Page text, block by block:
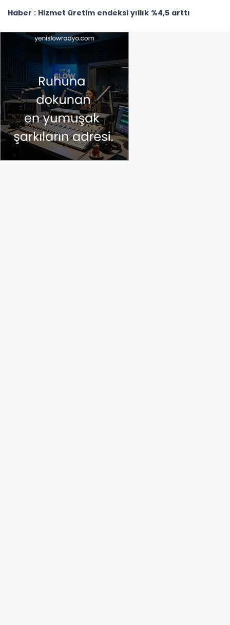
Haber : Hizmet üretim endeksi yıllık %4,5 arttı